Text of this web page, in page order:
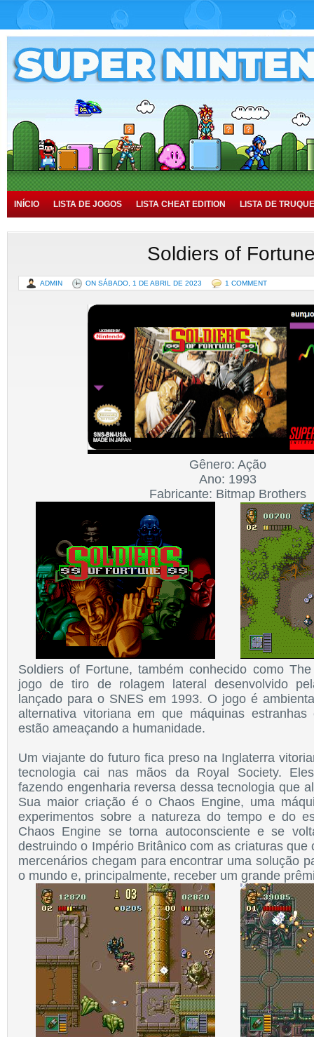
INÍCIO LISTA DE JOGOS LISTA CHEAT EDITION LISTA DE
TUTORIAIS HISTÓRIA
Soldiers of
ADMIN ON SÁBADO, 1 DE ABRIL DE 2023 1 COMMENT
Gênero: Ação
Ano: 1993
Fabricante: Bitmap Brothers
Soldiers of Fortune, também conhecido como
jogo de tiro de rolagem lateral desenvolvido
lançado para o SNES em 1993. O jogo é
alternativa vitoriana em que máquinas estranhas
estão ameaçando a humanidade.
Um viajante do futuro fica preso na Inglaterra
tecnologia cai nas mãos da Royal Society.
fazendo engenharia reversa dessa tecnologia que
Sua maior criação é o Chaos Engine, uma
experimentos sobre a natureza do tempo e do
Chaos Engine se torna autoconsciente e se
destruindo o Império Britânico com as criaturas que
mercenários chegam para encontrar uma solução
o mundo e, principalmente, receber um grande